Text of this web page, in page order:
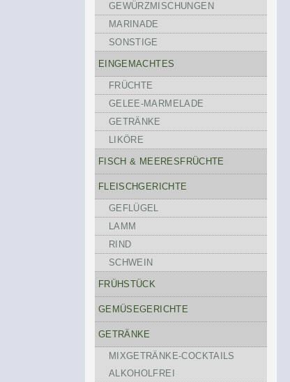
GEWÜRZMISCHUNGEN
MARINADE
SONSTIGE
EINGEMACHTES
FRÜCHTE
GELEE-MARMELADE
GETRÄNKE
LIKÖRE
FISCH & MEERESFRÜCHTE
FLEISCHGERICHTE
GEFLÜGEL
LAMM
RIND
SCHWEIN
FRÜHSTÜCK
GEMÜSEGERICHTE
GETRÄNKE
MIXGETRÄNKE-COCKTAILS
ALKOHOLFREI